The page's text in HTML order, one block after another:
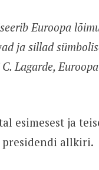
Euroopa
ja sillad
C. Lagarde,
esimesest ja
presidendi allkiri.